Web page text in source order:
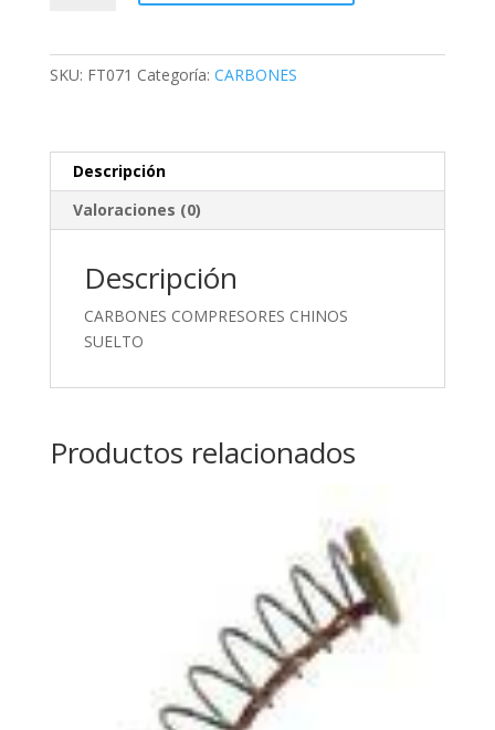
SKU: FT071 Categoría: CARBONES
Descripción
Valoraciones (0)
Descripción
CARBONES COMPRESORES CHINOS
SUELTO
Productos relacionados